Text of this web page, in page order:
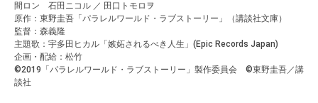
間ロン 石田ニコル ／ 田口トモロヲ
原作：東野圭吾「パラレルワールド・ラブストーリー」（講談社文庫）
監督：森義隆
主題歌：宇多田ヒカル「嫉妬されるべき人生」(Epic Records Japan)
企画・配給：松竹
©2019「パラレルワールド・ラブストーリー」製作委員会 ©東野圭吾／講
談社